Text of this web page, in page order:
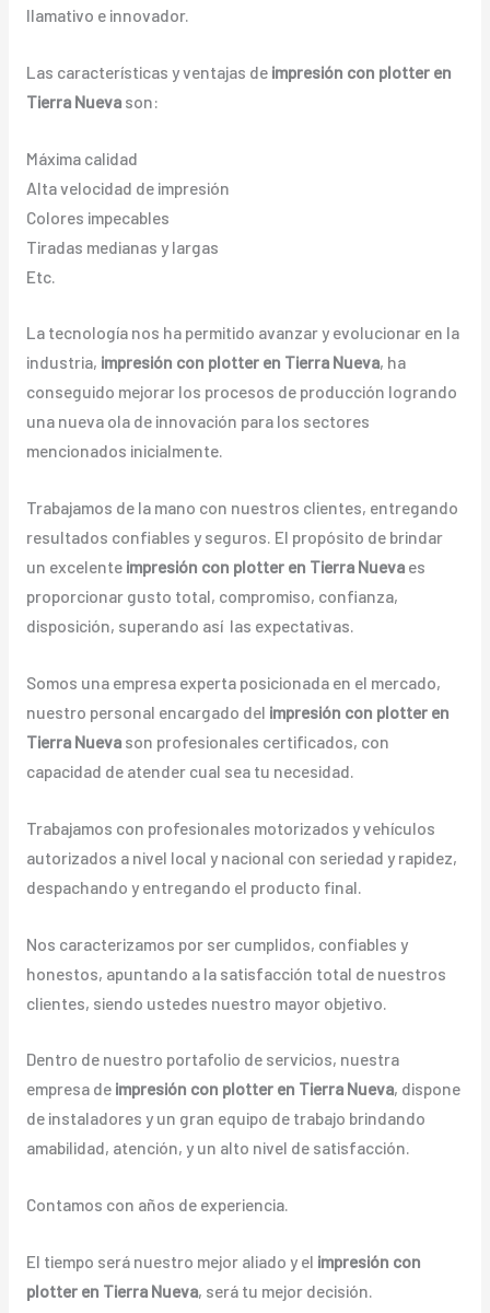
llamativo e innovador.
Las características y ventajas de impresión con plotter en
Tierra Nuevason:
Máxima calidad
Alta velocidad de impresión
Colores impecables
Tiradas medianas y largas
Etc.
La tecnología nos ha permitido avanzar y evolucionar en la
industria, impresión con plotter en Tierra Nueva, ha
conseguido mejorar los procesos de producción logrando
una nueva ola de innovación para los sectores
mencionados inicialmente.
Trabajamos de la mano con nuestros clientes, entregando
resultados confiables y seguros. El propósito de brindar
un excelente impresión con plotter en Tierra Nuevaes
proporcionar gusto total, compromiso, confianza,
disposición, superando así las expectativas.
Somos una empresa experta posicionada en el mercado,
nuestro personal encargado del impresión con plotter en
Tierra Nuevason profesionales certificados, con
capacidad de atender cual sea tu necesidad.
Trabajamos con profesionales motorizados y vehículos
autorizados a nivel local y nacional con seriedad y rapidez,
despachando y entregando el producto final.
Nos caracterizamos por ser cumplidos, confiables y
honestos, apuntando a la satisfacción total de nuestros
clientes, siendo ustedes nuestro mayor objetivo.
Dentro de nuestro portafolio de servicios, nuestra
empresa de impresión con plotter en Tierra Nueva, dispone
de instaladores y un gran equipo de trabajo brindando
amabilidad, atención, y un alto nivel de satisfacción.
Contamos con años de experiencia.
El tiempo será nuestro mejor aliado y el impresión con
plotter en Tierra Nueva, será tu mejor decisión.